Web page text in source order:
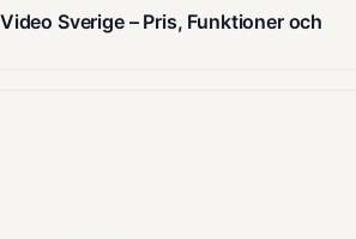
Sverige – Pris, Funktioner och